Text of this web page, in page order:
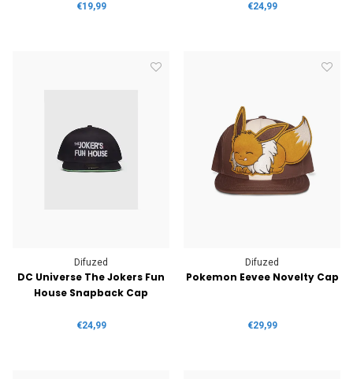
€19,99 €24,99
Difuzed
DC Universe The Jokers Fun
House Snapback Cap
€24,99
Difuzed
Pokemon Eevee Novelty Cap
€29,99